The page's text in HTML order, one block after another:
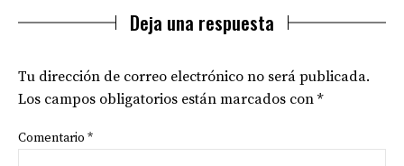
Deja una respuesta
Tu dirección de correo electrónico no será publicada.
Los campos obligatorios están marcados con *
Comentario *